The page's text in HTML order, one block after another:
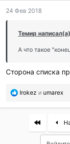
24 Фев 2018
Темир
А что такое
Сторона списка
П
б
Irokez и umarex